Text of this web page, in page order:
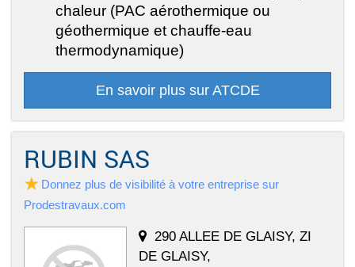
chaleur (PAC aérothermique ou
géothermique et chauffe-eau
thermodynamique)
En savoir plus sur ATCDE
RUBIN SAS
Donnez plus de visibilité à votre entreprise sur
Prodestravaux.com
290 ALLEE DE GLAISY, ZI
DE GLAISY,